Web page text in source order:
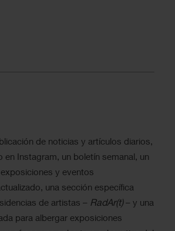
de noticias y artículos diarios,
en Instagram, un boletín semanal, un
y eventos
una sección específica
de artistas – RadAr(t)– y una
para albergar exposiciones